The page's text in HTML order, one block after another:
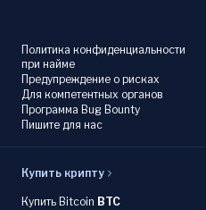
Политика конфиденциальности
при найме
Предупреждение о рисках
Для компетентных органов
Программа Bug Bounty
Пишите для нас
Купить крипту
Купить Bitcoin BTC